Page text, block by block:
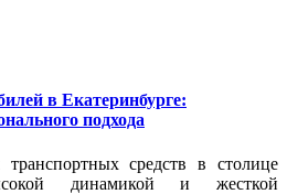
в Екатеринбурге:
подхода
средств в столице
динамикой и жесткой